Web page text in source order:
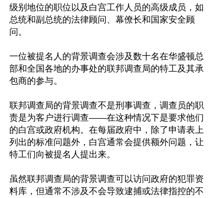
级别地位的职位以及白宫工作人员的高级成员，如
总统和副总统的法律顾问、幕僚长和国家安全顾
问。
一位被提名人的背景调查会涉及数十名在华盛顿总
部和全国各地的办事处的联邦调查局的特工及其承
包商的参与。
联邦调查局的背景调查不是刑事调查，调查员的职
责是为客户进行调查——在这种情况下是要求他们
的白宫或政府机构。在每届政府中，除了申请表上
列出的标准问题外，白宫通常会提供额外问题，让
特工们向被提名人提出来。
虽然联邦调查局的背景调查可以访问政府的犯罪资
料库，但通常不涉及不会导致逮捕或法律指控的不